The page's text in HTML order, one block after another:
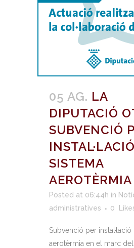
05 AG. LA
DIPUTACIÓ
SUBVENCIÓ
INSTAL·LACIÓ
SISTEMA
AEROTÈRMIA
Posted at 06:44h in
administratives
0
Subvenció per instal·lació
aerotèrmia en el marc del